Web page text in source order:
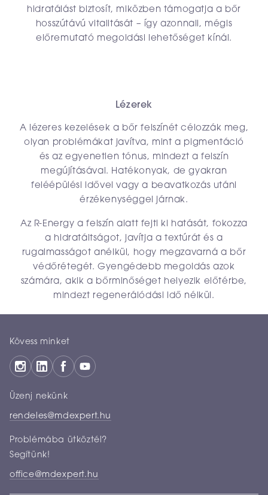
hidratálást biztosít, miközben támogatja a bőr
hosszútávú vitalitását – így azonnali, mégis
előremutató megoldási lehetőséget kínál.
Lézerek
A lézeres kezelések a bőr felszínét célozzák meg,
olyan problémákat javítva, mint a pigmentáció
és az egyenetlen tónus, mindezt a felszín
megújításával. Hatékonyak, de gyakran
feléépülési idővel vagy a beavatkozás utáni
érzékenységgel járnak.
Az R-Energy a felszín alatt fejti ki hatását, fokozza
a hidratáltságot, javítja a textúrát és a
rugalmasságot anélkül, hogy megzavarná a bőr
védőrétegét. Gyengédebb megoldás azok
számára, akik a bőrminőséget helyezik előtérbe,
mindezt regenerálódási idő nélkül.
Kövess minket
Üzenj nekünk
rendeles@mdexpert.hu
Problémába ütköztél?
Segítünk!
office@mdexpert.hu